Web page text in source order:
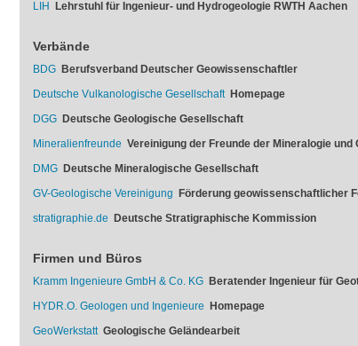
LIH
Lehrstuhl für Ingenieur- und Hydrogeologie RWTH Aachen
Verbände
BDGBerufsverband Deutscher Geowissenschaftler
Deutsche Vulkanologische GesellschaftHomepage
DGGDeutsche Geologische Gesellschaft
Mineralienfreunde Vereinigung der Freunde der Mineralogie und
DMGDeutsche Mineralogische Gesellschaft
GV-Geologische Vereinigung Förderung geowissenschaftlicher
stratigraphie.de Deutsche Stratigraphische Kommission
Firmen und Büros
Kramm Ingenieure GmbH & Co. KGBeratender Ingenieur für
HYDR.O. Geologen und Ingenieure Homepage
GeoWerkstattGeologische Geländearbeit